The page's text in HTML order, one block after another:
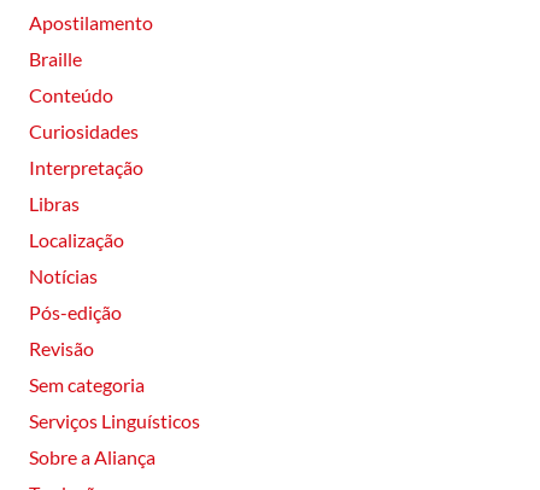
Apostilamento
Braille
Conteúdo
Curiosidades
Interpretação
Libras
Localização
Notícias
Pós-edição
Revisão
Sem categoria
Serviços Linguísticos
Sobre a Aliança